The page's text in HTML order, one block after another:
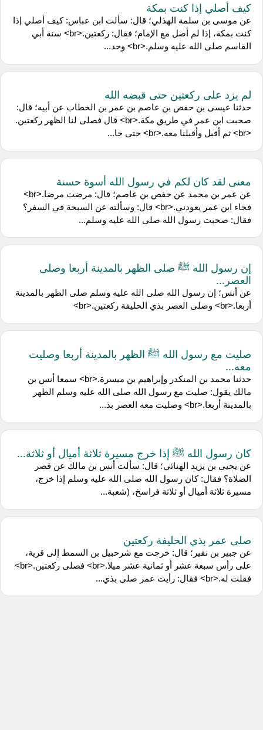
كيف أصلي إذا كنت بمكة
عن موسى بن سلمة الهذلي؛ قال: سألت ابن عباس: كيف أصلي إذا
كنت بمكة، إذا لم أصل مع الإمام؛ فقال: ركعتين.<br> سنة أبي
القاسم صلى الله عليه وسلم.<br> وحد...
لم يزد على ركعتين حتى قبضه الله
حدثنا عيسى بن حفص بن عاصم بن عمر بن الخطاب عن أبيه؛ قال:
صحبت ابن عمر في طريق مكة.<br> قال فصلى لنا الظهر ركعتين.
<br> ثم أقبل وأقبلنا معه.<br> حتى جا...
معنى لقد كان لكم في رسول الله أسوة حسنة
عن عمر بن محمد عن حفص بن عاصم؛ قال: مرضت مرضا.<br>
فجاء ابن عمر يعودني.<br> قال: وسألته عن السبحة في السفر؟
فقال: صحبت رسول الله صلى الله عليه وسلم...
إن رسول الله ﷺ صلى الظهر بالمدينة أربعا وصلى
العصر...
عن أنس؛ إن رسول الله صلى الله عليه وسلم صلى الظهر بالمدينة
أربعا.<br> وصلى العصر بذي الحليفة ركعتين.<br>
صليت مع رسول الله ﷺ الظهر بالمدينة أربعا وصليت
معه...
حدثنا محمد بن المنكدر وإبراهيم بن ميسرة.<br> سمعا أنس بن
مالك يقول: صليت مع رسول الله صلى الله عليه وسلم الظهر
بالمدينة أربعا.<br> وصليت معه العصر بذ...
كان رسول الله ﷺ إذا خرج مسيرة ثلاثة أميال أو ثلاثة...
عن يحيى بن يزيد الهنائي؛ قال: سألت أنس بن مالك عن قصر
الصلاة؟ فقال: كان رسول الله صلى الله عليه وسلم إذا خرج،
مسيرة ثلاثة أميال أو ثلاثة فراسخ، (شعبة...
صلى عمر بذي الحليفة ركعتين
عن جبير بن نفير؛ قال: خرجت مع شرحبيل بن السمط إلى قرية،
على رأس سبعة عشر أو ثمانية عشر ميلا.<br> فصلى ركعتين.<br>
فقلت له.<br> فقال: رأيت عمر صلى بذي...